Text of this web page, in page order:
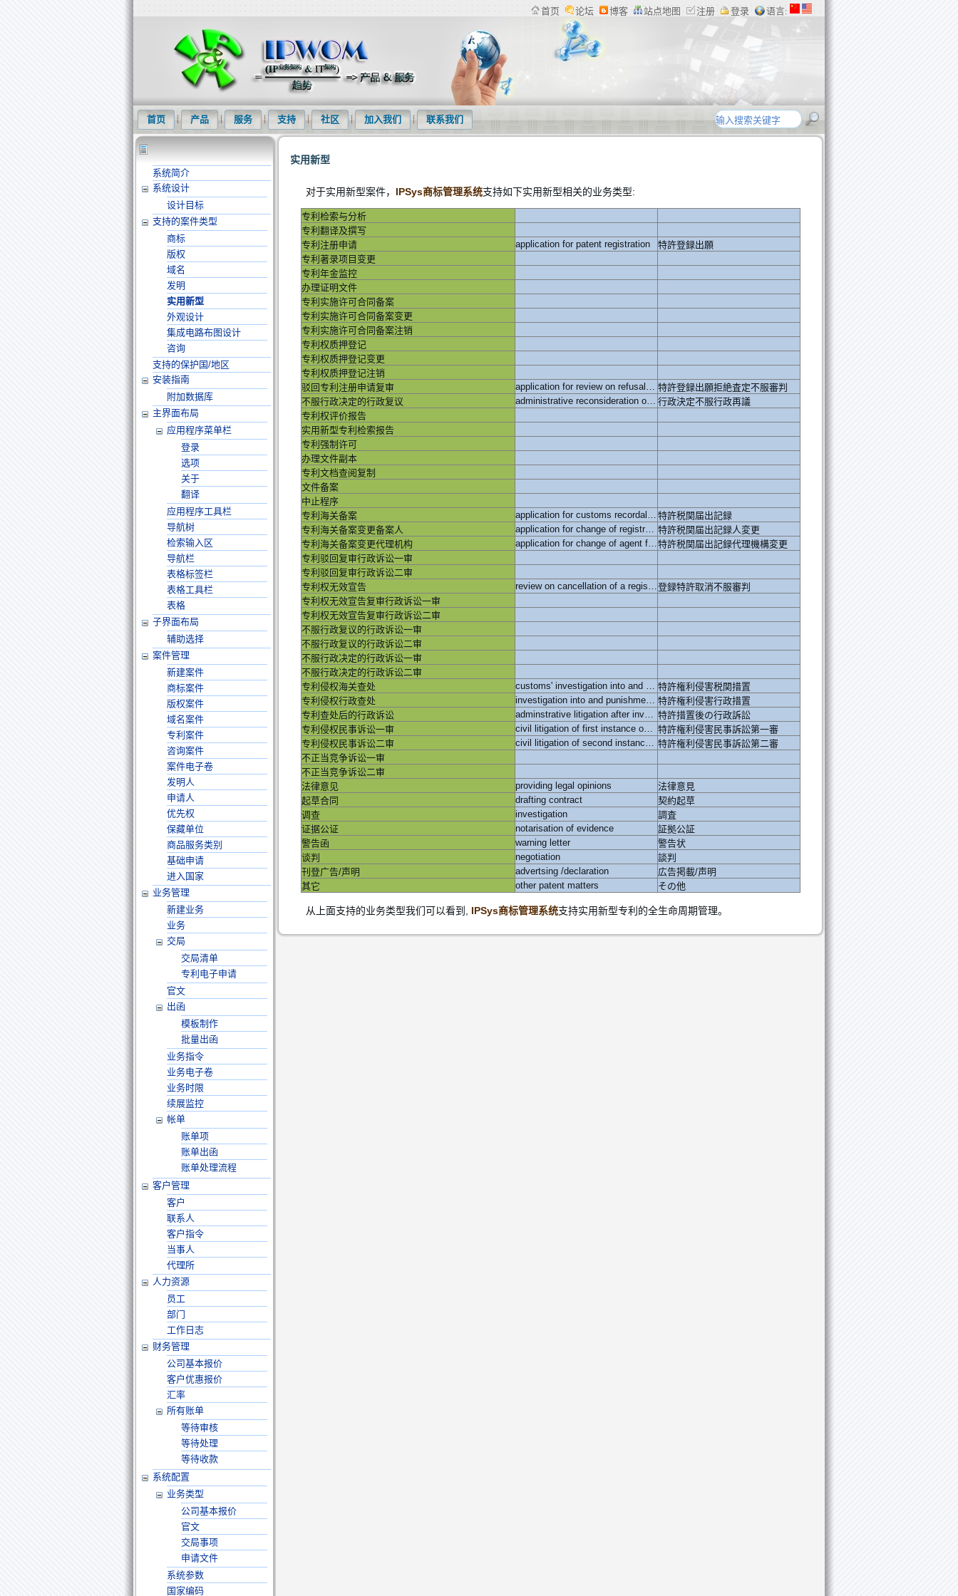
知识产权信息化网(IPWOM)提供专利检索系统、专利下载软件、商标管理系统等产品及专利统计分析等服务
首页 产品 服务 支持 社区 加入我们 联系我们
系统简介
系统设计
设计目标
支持的案件类型
商标
版权
域名
发明
实用新型
外观设计
集成电路布图设计
咨询
支持的保护国/地区
安装指南
附加数据库
主界面布局
应用程序菜单栏
登录
选项
关于
翻译
应用程序工具栏
导航树
检索输入区
导航栏
表格标签栏
表格工具栏
表格
子界面布局
辅助选择
案件管理
新建案件
商标案件
版权案件
域名案件
专利案件
咨询案件
案件电子卷
发明人
申请人
优先权
保藏单位
商品服务类别
基础申请
进入国家
业务管理
新建业务
业务
交局
交局清单
专利电子申请
官文
出函
模板制作
批量出函
业务指令
业务电子卷
业务时限
续展监控
帐单
账单项
账单出函
账单处理流程
客户管理
客户
联系人
客户指令
当事人
代理所
人力资源
员工
部门
工作日志
财务管理
公司基本报价
客户优惠报价
汇率
所有账单
等待审核
等待处理
等待收款
系统配置
业务类型
公司基本报价
官文
交局事项
申请文件
系统参数
国家编码
实用新型
对于实用新型案件， IPSys商标管理系统支持如下实用新型相关的业务类型:
专利检索与分析
专利翻译及撰写
专利注册申请
application for patent registration
特許登録出願
专利著录项目变更
专利年金监控
办理证明文件
专利实施许可合同备案
专利实施许可合同备案变更
专利实施许可合同备案注销
专利权质押登记
专利权质押登记变更
专利权质押登记注销
驳回专利注册申请复审
application for review on refusal against patent registration 特許登録出願拒絶査定不服審判
不服行政决定的行政复议
administrative reconsideration on appeal against administrative decision 行政決定不服行政再議
专利权评价报告
实用新型专利检索报告
专利强制许可
办理文件副本
专利文档查阅复制
文件备案
中止程序
专利海关备案
application for customs recordal of patent right 特許税関届出記録
专利海关备案变更备案人
application for change of registrant for customs recordal of patent right 特許税関届出記録人変更
专利海关备案变更代理机构
application for change of agent for customs recordal of patent right特許税関届出記録代理機構変更
专利驳回复审行政诉讼一审
专利驳回复审行政诉讼二审
专利权无效宣告
review on cancellation of a registered patent登録特許取消不服審判
专利权无效宣告复审行政诉讼一审
专利权无效宣告复审行政诉讼二审
不服行政复议的行政诉讼一审
不服行政复议的行政诉讼二审
不服行政决定的行政诉讼一审
不服行政决定的行政诉讼二审
专利侵权海关查处
customs' investigation into and punishment of patent infringement 特許権利侵害税関措置
专利侵权行政查处
investigation into and punishment of patent infringement by the adminstration authorities 特許権利侵害行政措置
专利查处后的行政诉讼
adminstrative litigation after investigation into and punishment of patent infringement 特許措置後の行政訴訟
专利侵权民事诉讼一审
civil litigation of first instance over patent infringement 特許権利侵害民事訴訟第一審
专利侵权民事诉讼二审
civil litigation of second instance over patent infringement 特許権利侵害民事訴訟第二審
不正当竞争诉讼一审
不正当竞争诉讼二审
法律意见
providing legal opinions
法律意見
起草合同
drafting contract
契約起草
调查
investigation
調査
证据公证
notarisation of evidence
証拠公証
警告函
warning letter
警告状
谈判
negotiation
談判
刊登广告/声明
advertsing /declaration
広告掲載/声明
其它
other patent matters その他
从上面支持的业务类型我们可以看到, IPSys商标管理系统支持实用新型专利 的全生命周期管理。
首页 论坛 博客 站点地图 注册 登录 语言: